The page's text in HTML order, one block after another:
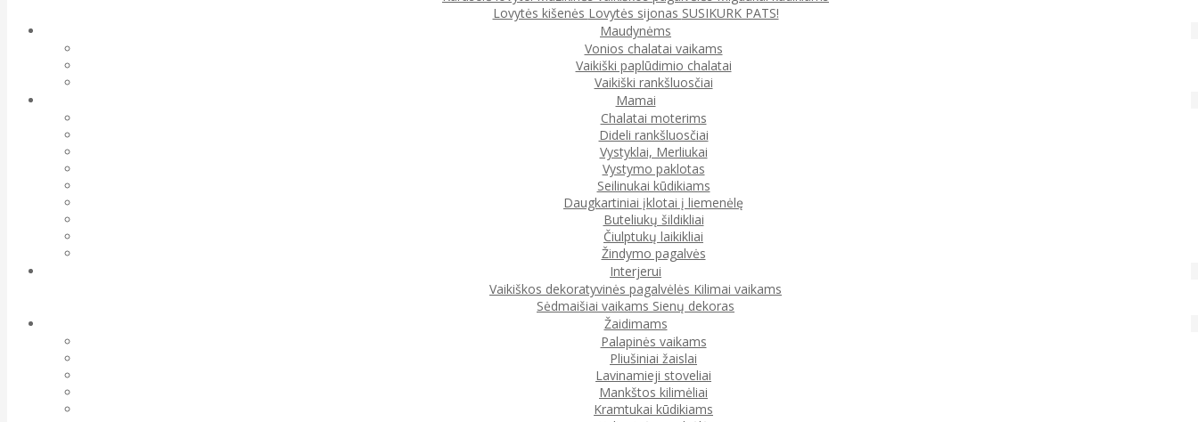
Lovytės kišenės Lovytės sijonas SUSIKURK PATS!
Maudynėms
Vonios chalatai vaikams
Vaikiški paplūdimio chalatai
Vaikiški rankšluosčiai
Mamai
Chalatai moterims
Dideli rankšluosčiai
Vystyklai, Merliukai
Vystymo paklotas
Seilinukai kūdikiams
Daugkartiniai įklotai į liemenėlę
Buteliukų šildikliai
Čiulptukų laikikliai
Žindymo pagalvės
Interjerui
Vaikiškos dekoratyvinės pagalvėlės Kilimai vaikams
Sėdmaišiai vaikams Sienų dekoras
Žaidimams
Palapinės vaikams
Pliušiniai žaislai
Lavinamieji stoveliai
Mankštos kilimėliai
Kramtukai kūdikiams